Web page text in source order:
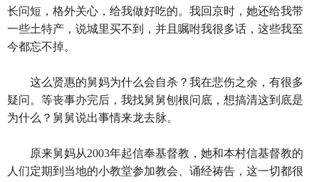
长问短，格外关心，给我做好吃的。我回京时，她还给我带
一些土特产，说城里买不到，并且嘱咐我很多话，这些我至
今都忘不掉。
这么贤惠的舅妈为什么会自杀？我在悲伤之余，有很多
疑问。等丧事办完后，我找舅舅刨根问底，想搞清这到底是
为什么？舅舅说出事情来龙去脉。
原来舅妈从2003年起信奉基督教，她和本村信基督教的
人们定期到当地的小教堂参加教会、诵经祷告，这一切都很